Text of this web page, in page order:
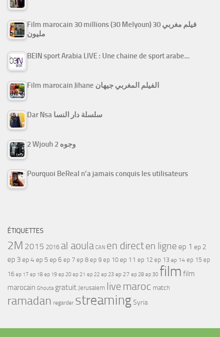
Film marocain 30 millions (30 Melyoun) فيلم مغربي 30
مليون
BEIN sport Arabia LIVE : Une chaine de sport arabe…
Film marocain Jihane الفيلم المغربي جيهان
Dar Nsa سلسلة دار النسا
2 Wjouh 2 وجوه
Pourquoi BeReal n’a jamais conquis les utilisateurs
ÉTIQUETTES
2M 2015 2016 al aoula CAN en directen ligne ep 1 ep 2
ep 3ep 4ep 5 ep 6 ep 7 ep 8 ep 9 ep 10 ep 11 ep 12 ep 13 ep 14 ep 15 ep
16 ep 17 ep 18 ep 19 ep 20 ep 21 ep 22 ep 23 ep 27 ep 28 ep 30 film film
marocain Ghouta gratuit Jerusalem live maroc match
ramadan regarder streamingSyria